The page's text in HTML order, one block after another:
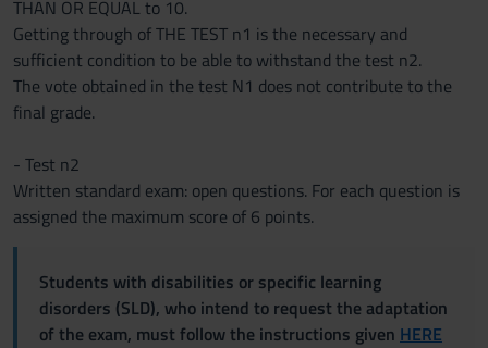
THAN OR EQUAL to 10.
Getting through of THE TEST n1 is the necessary and
sufficient condition to be able to withstand the test n2.
The vote obtained in the test N1 does not contribute to the
final grade.
- Test n2
Written standard exam: open questions. For each question is
assigned the maximum score of 6 points.
Students with disabilities or specific learning
disorders (SLD), who intend to request the adaptation
of the exam, must follow the instructions given HERE